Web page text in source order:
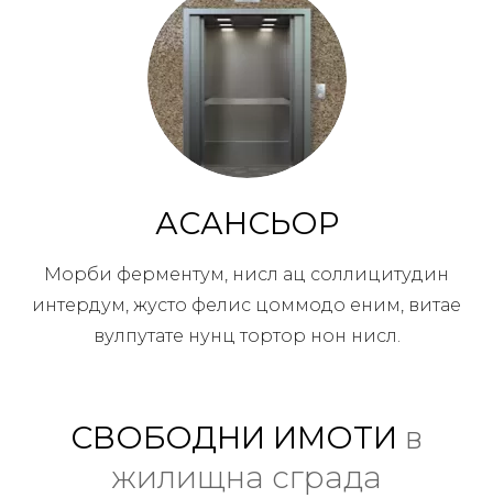
АСАНСЬОР
Морби ферментум, нисл ац соллицитудин
интердум, жусто фелис цоммодо еним, витае
вулпутате нунц тортор нон нисл.
СВОБОДНИ ИМОТИ в
жилищна сграда